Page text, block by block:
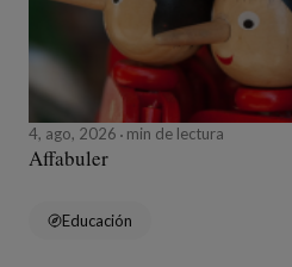
4, ago, 2026 min de lectura
Affabuler
Educación